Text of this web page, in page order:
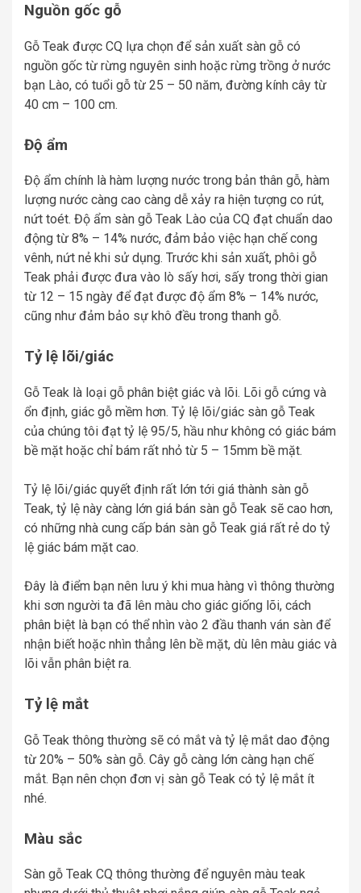
Nguồn gốc gỗ
Gỗ Teak được CQ lựa chọn để sản xuất sàn gỗ có
nguồn gốc từ rừng nguyên sinh hoặc rừng trồng ở nước
bạn Lào, có tuổi gỗ từ 25 – 50 năm, đường kính cây từ
40 cm – 100 cm.
Độ ẩm
Độ ẩm chính là hàm lượng nước trong bản thân gỗ, hàm
lượng nước càng cao càng dễ xảy ra hiện tượng co rút,
nứt toét. Độ ẩm sàn gỗ Teak Lào của CQ đạt chuẩn dao
động từ 8% – 14% nước, đảm bảo việc hạn chế cong
vênh, nứt nẻ khi sử dụng. Trước khi sản xuất, phôi gỗ
Teak phải được đưa vào lò sấy hơi, sấy trong thời gian
từ 12 – 15 ngày để đạt được độ ẩm 8% – 14% nước,
cũng như đảm bảo sự khô đều trong thanh gỗ.
Tỷ lệ lõi/giác
Gỗ Teak là loại gỗ phân biệt giác và lõi. Lõi gỗ cứng và
ổn định, giác gỗ mềm hơn. Tỷ lệ lõi/giác sàn gỗ Teak
của chúng tôi đạt tỷ lệ 95/5, hầu như không có giác bám
bề mặt hoặc chỉ bám rất nhỏ từ 5 – 15mm bề mặt.
Tỷ lệ lõi/giác quyết định rất lớn tới giá thành sàn gỗ
Teak, tỷ lệ này càng lớn giá bán sàn gỗ Teak sẽ cao hơn,
có những nhà cung cấp bán sàn gỗ Teak giá rất rẻ do tỷ
lệ giác bám mặt cao.
Đây là điểm bạn nên lưu ý khi mua hàng vì thông thường
khi sơn người ta đã lên màu cho giác giống lõi, cách
phân biệt là bạn có thể nhìn vào 2 đầu thanh ván sàn để
nhận biết hoặc nhìn thẳng lên bề mặt, dù lên màu giác và
lõi vẫn phân biệt ra.
Tỷ lệ mắt
Gỗ Teak thông thường sẽ có mắt và tỷ lệ mắt dao động
từ 20% – 50% sàn gỗ. Cây gỗ càng lớn càng hạn chế
mắt. Bạn nên chọn đơn vị sàn gỗ Teak có tỷ lệ mắt ít
nhé.
Màu sắc
Sàn gỗ Teak CQ thông thường để nguyên màu teak